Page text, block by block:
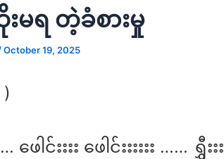
မရ တဲ့ခံစားမှု
October 19, 2025
ဖေါင်းးးး ဖေါင်းးးးးး …… ရွှီးး